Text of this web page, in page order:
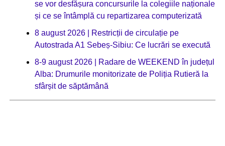
se vor desfășura concursurile la colegiile naționale
și ce se întâmplă cu repartizarea computerizată
8 august 2026 | Restricții de circulație pe
Autostrada A1 Sebeș-Sibiu: Ce lucrări se execută
8-9 august 2026 | Radare de WEEKEND în județul
Alba: Drumurile monitorizate de Poliția Rutieră la
sfârșit de săptămână